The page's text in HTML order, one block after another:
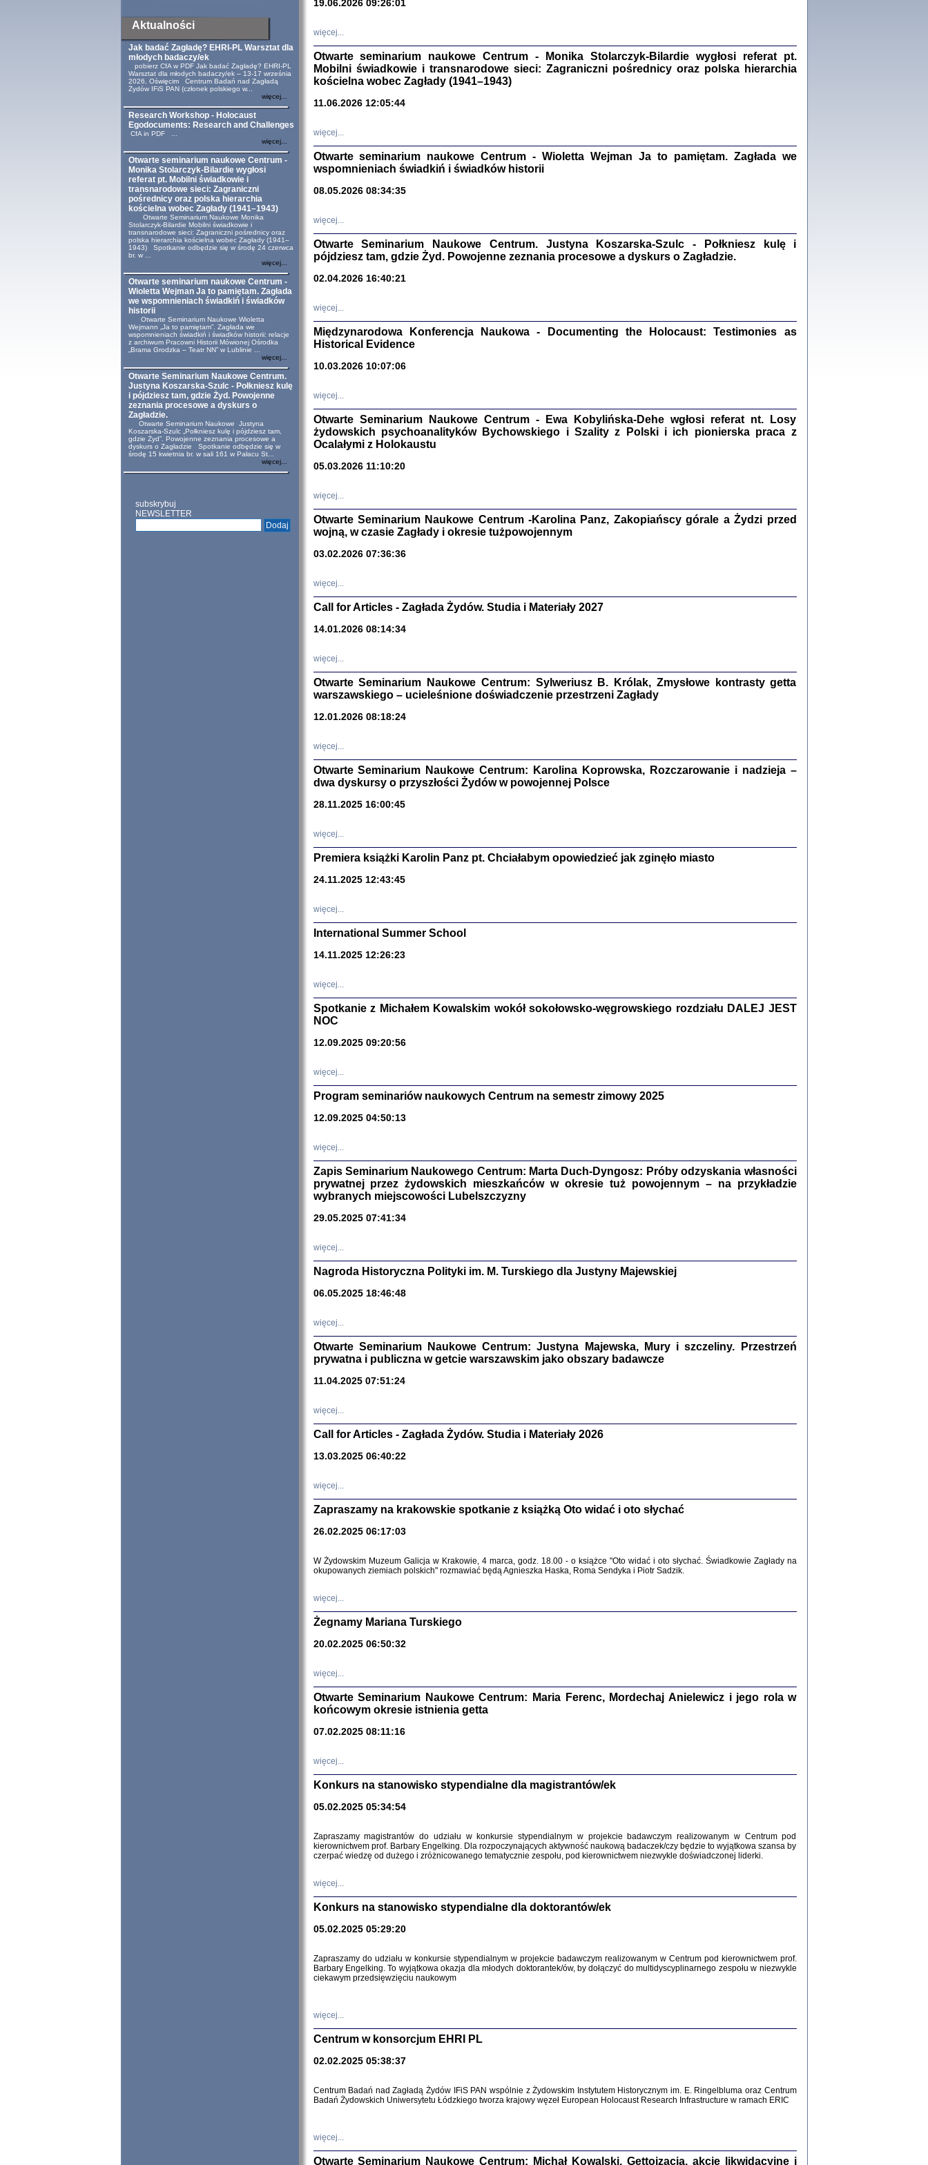
Aktualności
Jak badać Zagładę? EHRI-PL Warsztat dla
młodych badaczy/ek
pobierz CfA w PDF Jak badać Zagładę? EHRI-PL
Warsztat dla młodych badaczy/ek – 13-17 września
2026, Oświęcim Centrum Badań nad Zagładą
Żydów IFiS PAN (członek polskiego w...
więcej...
Research Workshop - Holocaust
Egodocuments: Research and Challenges
CfA in PDF ...
więcej...
Otwarte seminarium naukowe Centrum -
Monika Stolarczyk-Bilardie wygłosi
referat pt. Mobilni świadkowie i
transnarodowe sieci: Zagraniczni
pośrednicy oraz polska hierarchia
kościelna wobec Zagłady (1941–1943)
Otwarte Seminarium Naukowe Monika
Stolarczyk-Bilardie Mobilni świadkowie i
transnarodowe sieci: Zagraniczni pośrednicy oraz
polska hierarchia kościelna wobec Zagłady (1941–
1943) Spotkanie odbędzie się w środę 24 czerwca
br. w ...
więcej...
Otwarte seminarium naukowe Centrum -
Wioletta Wejman Ja to pamiętam. Zagłada
we wspomnieniach świadkiń i świadków
historii
Otwarte Seminarium Naukowe Wioletta
Wejmann „Ja to pamiętam”. Zagłada we
wspomnieniach świadkiń i świadków historii: relacje
z archiwum Pracowni Historii Mówionej Ośrodka
„Brama Grodzka – Teatr NN” w Lublinie ...
więcej...
Otwarte Seminarium Naukowe Centrum.
Justyna Koszarska-Szulc - Połkniesz kulę
i pójdziesz tam, gdzie Żyd. Powojenne
zeznania procesowe a dyskurs o
Zagładzie.
Otwarte Seminarium Naukowe Justyna
Koszarska-Szulc „Połkniesz kulę i pójdziesz tam,
gdzie Żyd”. Powojenne zeznania procesowe a
dyskurs o Zagładzie Spotkanie odbędzie się w
środę 15 kwietnia br. w sali 161 w Pałacu St...
więcej...
subskrybuj
NEWSLETTER
oprac. Aleksandra Bańkowska
Warszawa 2022
Warszawa 2021
Studia i Materiały
nr 17, R. 2021
NIE WIEMY CO PRZYNIESIE NAM KOLEJNA GODZINA ...
Dziennik pisany w ukryciu w latach 1943-1944
Zagłada Żydów.
Sewek Okonowski, oprac. Marta Janczewska
Warszawa 2020
PISZĄCY TE SŁOWA JEST PRACOWNIKIEM
GETTOWEJ INSTYTUCJI ...
'z Dziennika' i inne pisma z łódzkiego getta
Józef Zelkowicz, tłum. z jidysz, oprac. i wstęp. Monika Polit
CZYTAJĄC GAZETĘ NIEMIECKĄ ...
Warszawa 2019
Zagłada Żydów.
red. i wstęp Barbara Engelking, Jan Grabowski
Stanisław Adler, oprac. i wstępem opatrzyłaMarta Janczewska
Warszawa 2018
Warszawa 2017
Pisma Kopla i Mirki Piżyców o życiu w getcie i okupowanej
Warszawie
Warszawa 2016
SZCZĘŚCIE JEST POSIADAĆ DOM POD ZIEMIĄ ...
19.06.2026 09:26:01
więcej...
Otwarte seminarium naukowe Centrum - Monika Stolarczyk-Bilardie wygłosi referat pt.
Mobilni świadkowie i transnarodowe sieci: Zagraniczni pośrednicy oraz polska hierarchia
kościelna wobec Zagłady (1941–1943)
11.06.2026 12:05:44
więcej...
Otwarte seminarium naukowe Centrum - Wioletta Wejman Ja to pamiętam. Zagłada we
wspomnieniach świadkiń i świadków historii
08.05.2026 08:34:35
więcej...
Otwarte Seminarium Naukowe Centrum. Justyna Koszarska-Szulc - Połkniesz kulę i
pójdziesz tam, gdzie Żyd. Powojenne zeznania procesowe a dyskurs o Zagładzie.
02.04.2026 16:40:21
więcej...
Międzynarodowa Konferencja Naukowa - Documenting the Holocaust: Testimonies as
Historical Evidence
10.03.2026 10:07:06
więcej...
Otwarte Seminarium Naukowe Centrum - Ewa Kobylińska-Dehe wgłosi referat nt. Losy
żydowskich psychoanalityków Bychowskiego i Szality z Polski i ich pionierska praca z
Ocalałymi z Holokaustu
05.03.2026 11:10:20
więcej...
Otwarte Seminarium Naukowe Centrum -Karolina Panz, Zakopiańscy górale a Żydzi przed
wojną, w czasie Zagłady i okresie tużpowojennym
03.02.2026 07:36:36
więcej...
Call for Articles - Zagłada Żydów. Studia i Materiały 2027
14.01.2026 08:14:34
więcej...
Otwarte Seminarium Naukowe Centrum: Sylweriusz B. Królak, Zmysłowe kontrasty getta
warszawskiego – ucieleśnione doświadczenie przestrzeni Zagłady
12.01.2026 08:18:24
więcej...
Otwarte Seminarium Naukowe Centrum: Karolina Koprowska, Rozczarowanie i nadzieja –
dwa dyskursy o przyszłości Żydów w powojennej Polsce
28.11.2025 16:00:45
więcej...
Premiera książki Karolin Panz pt. Chciałabym opowiedzieć jak zginęło miasto
24.11.2025 12:43:45
więcej...
International Summer School
14.11.2025 12:26:23
więcej...
Spotkanie z Michałem Kowalskim wokół sokołowsko-węgrowskiego rozdziału DALEJ JEST
NOC
12.09.2025 09:20:56
więcej...
Program seminariów naukowych Centrum na semestr zimowy 2025
12.09.2025 04:50:13
więcej...
Zapis Seminarium Naukowego Centrum: Marta Duch-Dyngosz: Próby odzyskania własności
prywatnej przez żydowskich mieszkańców w okresie tuż powojennym – na przykładzie
wybranych miejscowości Lubelszczyzny
29.05.2025 07:41:34
więcej...
Nagroda Historyczna Polityki im. M. Turskiego dla Justyny Majewskiej
06.05.2025 18:46:48
więcej...
Otwarte Seminarium Naukowe Centrum: Justyna Majewska, Mury i szczeliny. Przestrzeń
prywatna i publiczna w getcie warszawskim jako obszary badawcze
11.04.2025 07:51:24
więcej...
Call for Articles - Zagłada Żydów. Studia i Materiały 2026
13.03.2025 06:40:22
więcej...
Zapraszamy na krakowskie spotkanie z książką Oto widać i oto słychać
26.02.2025 06:17:03
W Żydowskim Muzeum Galicja w Krakowie, 4 marca, godz. 18.00 - o książce "Oto widać i oto słychać. Świadkowie Zagłady na
okupowanych ziemiach polskich" rozmawiać będą Agnieszka Haska, Roma Sendyka i Piotr Sadzik.
więcej...
Żegnamy Mariana Turskiego
20.02.2025 06:50:32
więcej...
Otwarte Seminarium Naukowe Centrum: Maria Ferenc, Mordechaj Anielewicz i jego rola w
końcowym okresie istnienia getta
07.02.2025 08:11:16
więcej...
Konkurs na stanowisko stypendialne dla magistrantów/ek
05.02.2025 05:34:54
Zapraszamy magistrantów do udziału w konkursie stypendialnym w projekcie badawczym realizowanym w Centrum pod
kierownictwem prof. Barbary Engelking. Dla rozpoczynających aktywność naukową badaczek/czy będzie to wyjątkowa szansa by
czerpać wiedzę od dużego i zróżnicowanego tematycznie zespołu, pod kierownictwem niezwykle doświadczonej liderki.
więcej...
Konkurs na stanowisko stypendialne dla doktorantów/ek
05.02.2025 05:29:20
Zapraszamy do udziału w konkursie stypendialnym w projekcie badawczym realizowanym w Centrum pod kierownictwem prof.
Barbary Engelking. To wyjątkowa okazja dla młodych doktorantek/ów, by dołączyć do multidyscyplinarnego zespołu w niezwykle
ciekawym przedsięwzięciu naukowym
więcej...
Centrum w konsorcjum EHRI PL
02.02.2025 05:38:37
Centrum Badań nad Zagładą Żydów IFiS PAN wspólnie z Żydowskim Instytutem Historycznym im. E. Ringelbluma oraz Centrum
Badań Żydowskich Uniwersytetu Łódzkiego tworza krajowy węzeł European Holocaust Research Infrastructure w ramach ERIC
więcej...
Otwarte Seminarium Naukowe Centrum: Michał Kowalski, Gettoizacja, akcje likwidacyjne i